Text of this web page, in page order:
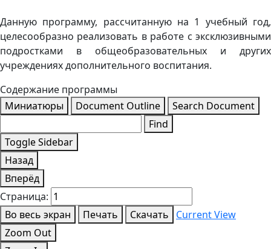
Данную программу, рассчитанную на 1 учебный год,
целесообразно реализовать в работе с эксклюзивными
подростками в общеобразовательных и других
учреждениях дополнительного воспитания.
Содержание программы
Миниатюры
Document Outline
Search Document
Find
Toggle Sidebar
Назад
Вперёд
Страница:
Во весь экран
Печать Скачать
Current View
Zoom Out